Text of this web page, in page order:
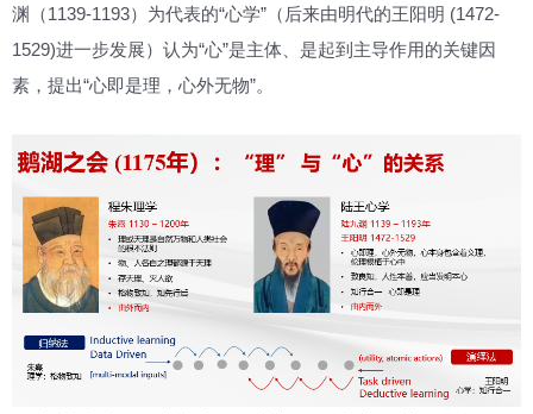
渊（1139-1193）为代表的“心学”（后来由明代的王阳明 (1472-
1529)进一步发展）认为“心”是主体、是起到主导作用的关键因
素，提出“心即是理，心外无物”。